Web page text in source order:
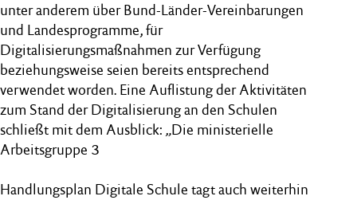
unter anderem über Bund-Länder-Vereinbarungen
und Landesprogramme, für
Digitalisierungsmaßnahmen zur Verfügung
beziehungsweise seien bereits entsprechend
verwendet worden. Eine Auflistung der Aktivitäten
zum Stand der Digitalisierung an den Schulen
schließt mit dem Ausblick: „Die ministerielle
Arbeitsgruppe 3
Handlungsplan Digitale Schule tagt auch weiterhin